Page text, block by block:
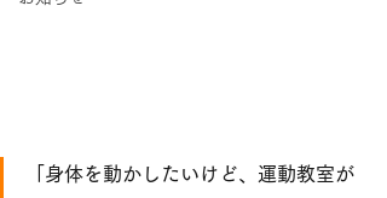
「身体を動かしたいけど、運動教室が